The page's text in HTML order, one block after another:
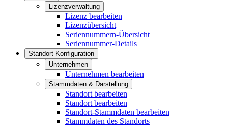
Lizenzverwaltung
Lizenz bearbeiten
Lizenzübersicht
Seriennummern-Übersicht
Seriennummer-Details
Standort-Konfiguration
Unternehmen
Unternehmen bearbeiten
Stammdaten & Darstellung
Standort bearbeiten
Standort bearbeiten
Standort-Stammdaten bearbeiten
Stammdaten des Standorts